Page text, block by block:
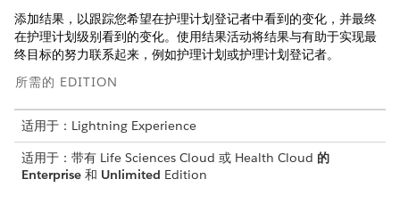
添加结果，以跟踪您希望在护理计划登记者中看到的变化，并最终
在护理计划级别看到的变化。使用结果活动将结果与有助于实现最
终目标的努力联系起来，例如护理计划或护理计划登记者。
所需的 EDITION
适用于：Lightning Experience
适用于：带有 Life Sciences Cloud 或 Health Cloud 的
Enterprise 和 Unlimited Edition